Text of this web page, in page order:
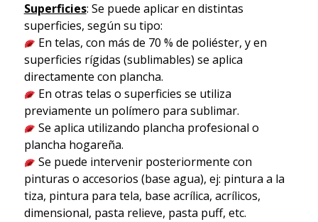
Superficies: Se puede aplicar en distintas
superficies, según su tipo:
En telas, con más de 70 % de poliéster, y en
superficies rígidas (sublimables) se aplica
directamente con plancha.
En otras telas o superficies se utiliza
previamente un polímero para sublimar.
Se aplica utilizando plancha profesional o
plancha hogareña.
Se puede intervenir posteriormente con
pinturas o accesorios (base agua), ej: pintura a la
tiza, pintura para tela, base acrílica, acrílicos,
dimensional, pasta relieve, pasta puff, etc.